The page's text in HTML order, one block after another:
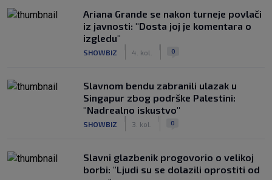
Ariana Grande se nakon turneje povlači
iz javnosti: "Dosta joj je komentara o
izgledu"
SHOWBIZ 4. kol. 0
Slavnom bendu zabranili ulazak u
Singapur zbog podrške Palestini:
"Nadrealno iskustvo"
SHOWBIZ 3. kol. 0
Slavni glazbenik progovorio o velikoj
borbi: "Ljudi su se dolazili oprostiti od